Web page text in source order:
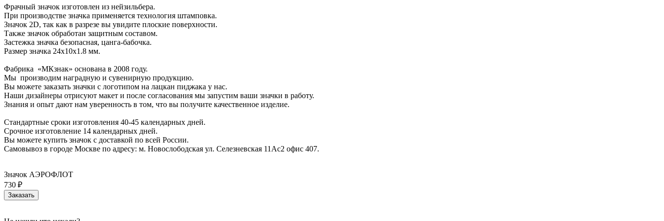
Фрачный значок изготовлен из нейзильбера.
При производстве значка применяется технология штамповка.
Значок 2D, так как в разрезе вы увидите плоские поверхности.
Также значок обработан защитным составом.
Застежка значка безопасная, цанга-бабочка.
Размер значка 24х10х1.8 мм.
Фабрика «МКзнак» основана в 2008 году.
Мы производим наградную и сувенирную продукцию.
Вы можете заказать значки с логотипом на лацкан пиджака у нас.
Наши дизайнеры отрисуют макет и после согласования мы запустим ваши значки в работу.
Знания и опыт дают нам уверенность в том, что вы получите качественное изделие.
Стандартные сроки изготовления 40-45 календарных дней.
Срочное изготовление 14 календарных дней.
Вы можете купить значок с доставкой по всей России.
Самовывоз в городе Москве по адресу: м. Новослободская ул. Селезневская 11Ас2 офис 407.
Значок АЭРОФЛОТ
730 ₽
Заказать